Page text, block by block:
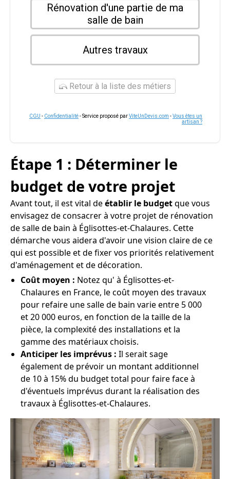
Rénovation d'une partie de ma
salle de bain
Autres travaux
Retour à la liste des métiers
CGU - Confidentialité- Service proposé parViteUnDevis.com -Vous êtes un
artisan ?
Étape 1 : Déterminer le
budget de votre projet
Avant tout, il est vital deétablir le budgetque vous
envisagez de consacrer à votre projet de rénovation
de salle de bain à Églisottes-et-Chalaures. Cette
démarche vous aidera d'avoir une vision claire de ce
qui est possible et de fixer vos priorités relativement
d'aménagement et de décoration.
Coût moyen : Notez qu' à Églisottes-et-
Chalaures en France, le coût moyen des travaux
pour refaire une salle de bain varie entre 5 000
et 20 000 euros, en fonction de la taille de la
pièce, la complexité des installations et la
gamme des matériaux choisis.
Anticiper les imprévus : Il serait sage
également de prévoir un montant additionnel
de 10 à 15% du budget total pour faire face à
d'éventuels imprévus durant la réalisation des
travaux à Églisottes-et-Chalaures.